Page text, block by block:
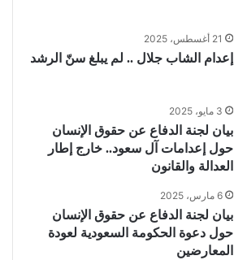
21 أغسطس، 2025
إعدام الشاب جلال .. لم يبلغ سنّ الرشد
3 مايو، 2025
بيان لجنة الدفاع عن حقوق الإنسان
حول إعدامات آل سعود.. خارج إطار
العدالة والقانون
6 مارس، 2025
بيان لجنة الدفاع عن حقوق الإنسان
حول دعوة الحكومة السعودية لعودة
المعارضين